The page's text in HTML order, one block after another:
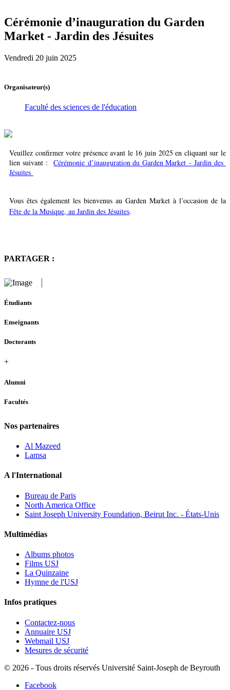
Cérémonie d’inauguration du Garden
Market - Jardin des Jésuites
Vendredi 20 juin 2025
Organisateur(s)
Faculté des sciences de l'éducation
Veuillez confirmer votre présence avant le 16 juin 2025 en cliquant sur le
lien suivant :Cérémonie d’inauguration du Garden Market - Jardin des
Jésuites
Vous êtes également les bienvenus au Garden Market à l’occasion de la
Fête de la Musique, au Jardin des Jésuites.
PARTAGER :
Étudiants
Enseignants
Doctorants
+
Alumni
Facultés
Nos partenaires
Al Mazeed
Lamsa
A l'International
Bureau de Paris
North America Office
Saint Joseph University Foundation, Beirut Inc. - États-Unis
Multimédias
Albums photos
Films USJ
La Quinzaine
Hymne de l'USJ
Infos pratiques
Contactez-nous
Annuaire USJ
Webmail USJ
Mesures de sécurité
© 2026 - Tous droits réservés Université Saint-Joseph de Beyrouth
Facebook